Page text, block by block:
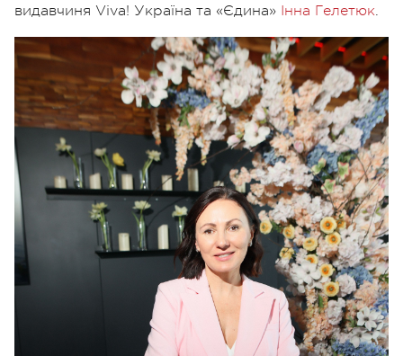
видавчиня Viva! Україна та «Єдина» Інна Гелетюк.